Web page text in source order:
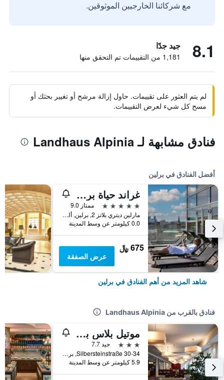
مع شركائنا الخارجيين الموثوقين.
8.1 جيد جدًا
1,181 من التقييمات تم التحقق منها
لم يتم العثور على تقييمات. حاول إزالة مرشح أو تغيير بحثك أو
مسح كل شيء لعرض التقييمات.
فنادق مشابهة لـ Landhaus Alpinia
أفضل الفنادق في برلين
غراند حياة برلين
5 نجوم
ممتاز 9.0
مارلين ديتري بلاتز 2, برلين, ألمانيا
0.0 كيلومتر عن وسط المدينة
675 ﷼
عرض الصفقة
شاهد المزيد من أهم الفنادق في برلين
فنادق بالقرب من Landhaus Alpinia
موتيل بلاس برلين
3 نجوم
جيد 7.7
Silbersteinstraße 30-34, برلين, ألمانيا
5.9 كيلومتر عن وسط المدينة